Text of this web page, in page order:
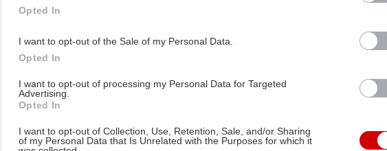
Opted In
I want to opt-out of the Sale of my Personal Data.
Opted In
I want to opt-out of processing my Personal Data for Targeted
Advertising.
Opted In
I want to opt-out of Collection, Use, Retention, Sale, and/or Sharing
of my Personal Data that Is Unrelated with the Purposes for which it